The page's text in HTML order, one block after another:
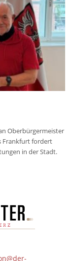
Oberbürgermeister
Frankfurt fordert
in der Stadt.